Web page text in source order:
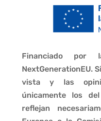
Financiado por
NextGenerationEU.
vista y las
únicamente los
reflejan